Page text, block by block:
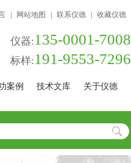
网站地图 联系仪德 收藏仪德
仪器:135-0001-7008
标样:191-9553-7296
案例 技术文库 关于仪德